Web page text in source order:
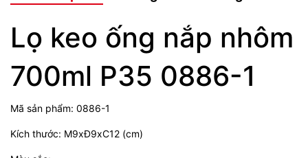
Lọ keo ống nắp nhôm
700ml P35 0886-1
Mã sản phẩm: 0886-1
Kích thước: M9xĐ9xC12 (cm)